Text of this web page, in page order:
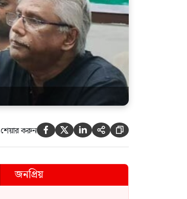
শেয়ার করুন     
জনপ্রিয়